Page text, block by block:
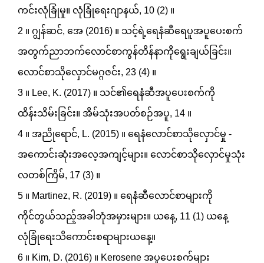
ကင်းလုံခြုံမှု။ လုံခြုံရေးဂျာနယ်, 10 (2) ။
2 ။ ဂျွန်ဆင်, အေ (2016) ။ သင့်ရဲ့ရေနံဆီရေပူအပူပေးစက်
အတွက်ညာဘက်လောင်စာကွန်တိန်နာကိုရွေးချယ်ခြင်း။
လောင်စာသိုလှောင်မဂ္ဂဇင်း, 23 (4) ။
3 ။ Lee, K. (2017) ။ သင်၏ရေနံဆီအပူပေးစက်ကို
ထိန်းသိမ်းခြင်း။ အိမ်သုံးအပတ်စဉ်အပူ, 14 ။
4 ။ အညိုရောင်, L. (2015) ။ ရေနံလောင်စာသိုလှောင်မှု -
အကောင်းဆုံးအလေ့အကျင့်များ။ လောင်စာသိုလှောင်မှုသုံး
လတစ်ကြိမ်, 17 (3) ။
5 ။ Martinez, R. (2019) ။ ရေနံဆီလောင်စာများကို
ကိုင်တွယ်သည့်အခါဘုံအမှားများ။ ယနေ့, 11 (1) ယနေ့
လုံခြုံရေးသိကောင်းစရာများယနေ့။
6 ။ Kim, D. (2016) ။ Kerosene အပူပေးစက်များ